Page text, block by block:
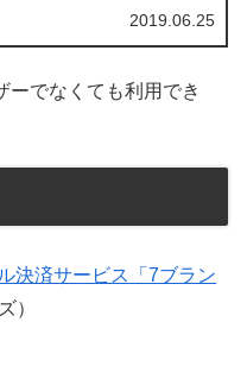
）から7月31日（水）までで、2019年
2019.06.25
ーでなくても利用でき
決済サービス「7ブラン
）